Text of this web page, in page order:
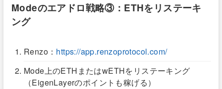
Modeのエアドロ戦略③：ETHをリステーキ
ング
Renzo： https://app.renzoprotocol.com/
Mode上のETHまたはwETHをリステーキング
（EigenLayerのポイントも稼げる）